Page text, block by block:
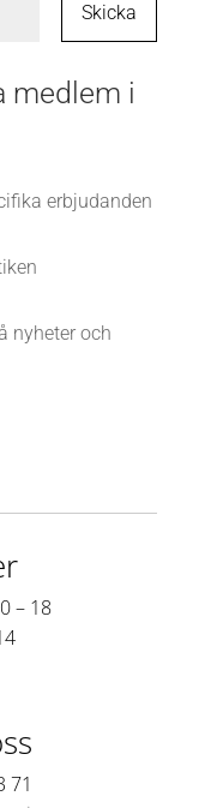
Skicka
medlem i
erbjudanden
nyheter och
– 18
71